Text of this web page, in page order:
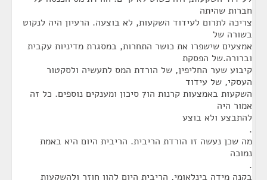
חברות שהיתה
צריכה לתרום לעידוד השקעות, לא בוצעה. הרעיון היה לנקוט
בשורה של
אמצעים שישפרו את כושר התחרות, במסגרת מדיניות עקבית
וברורה.של הפסקת
קיבוע שער החליפין, של הורדת המס לתעשיה ולסקטור
העסקי, של עידוד
השקעות באמצעות קרנות הו7 סיכון ומענקים נוספים. כל זה
אמור היה
להתבצע ולא בוצע
.
מה שכן נעשה זו הורדת הריבית. הריבית היום היא באמת
נמוכה
.
בקנה מידה בינלאומי, הריבית היום להון חוזר ולהשקעות